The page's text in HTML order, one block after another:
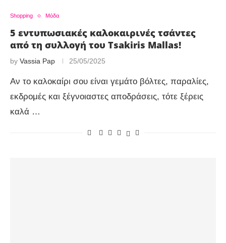
Shopping Μόδα
5 εντυπωσιακές καλοκαιρινές τσάντες
από τη συλλογή του Tsakiris Mallas!
by Vassia Pap 25/05/2025
Αν το καλοκαίρι σου είναι γεμάτο βόλτες, παραλίες,
εκδρομές και ξέγνοιαστες αποδράσεις, τότε ξέρεις
καλά …